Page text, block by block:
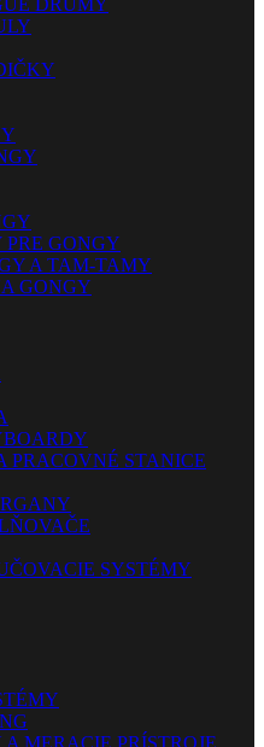
DRUMY
GONGY
A TAM-TAMY
GONGY
PRACOVNÉ STANICE
SYSTÉMY
MERACIE PRÍSTROJE